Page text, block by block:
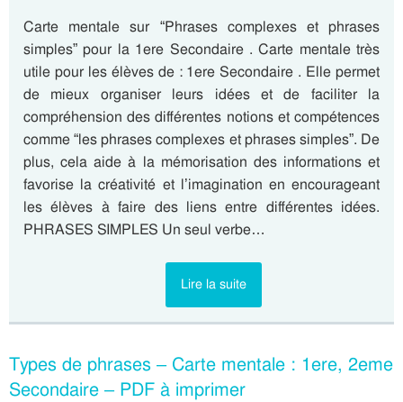
Carte mentale sur “Phrases complexes et phrases
simples” pour la 1ere Secondaire . Carte mentale très
utile pour les élèves de : 1ere Secondaire . Elle permet
de mieux organiser leurs idées et de faciliter la
compréhension des différentes notions et compétences
comme “les phrases complexes et phrases simples”. De
plus, cela aide à la mémorisation des informations et
favorise la créativité et l’imagination en encourageant
les élèves à faire des liens entre différentes idées.
PHRASES SIMPLES Un seul verbe…
Lire la suite
Types de phrases – Carte mentale : 1ere, 2eme
Secondaire – PDF à imprimer